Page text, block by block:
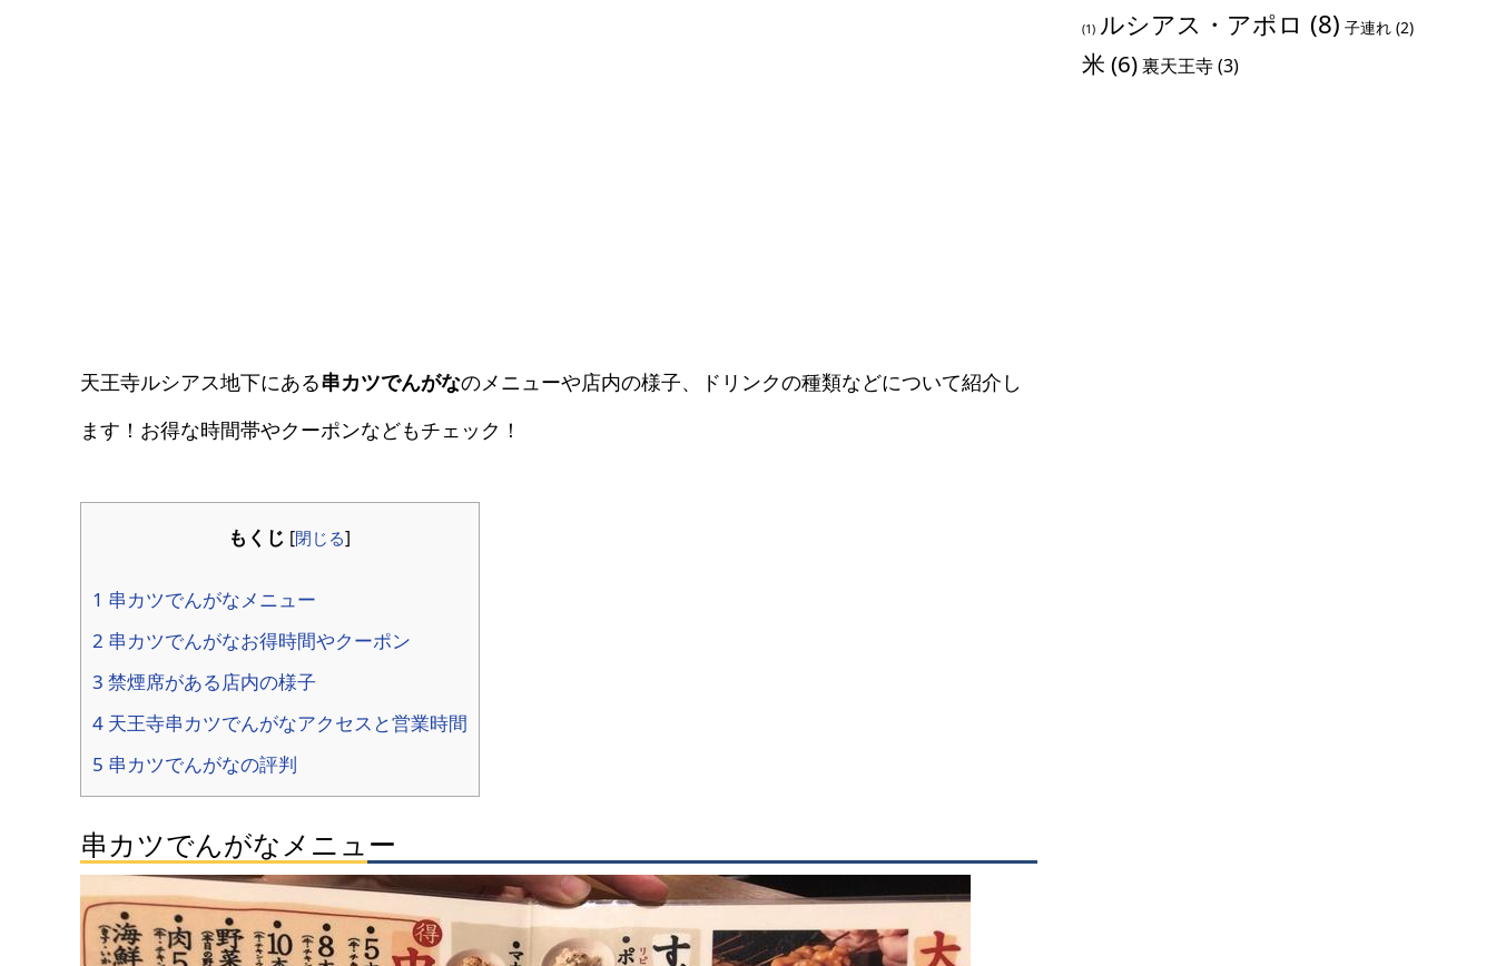
天王寺ルシアス地下にある串カツでんがなのメニューや店内の様子、ドリンクの種類などについて紹介し
ます！お得な時間帯やクーポンなどもチェック！
もくじ [閉じる]
1 串カツでんがなメニュー
2 串カツでんがなお得時間やクーポン
3 禁煙席がある店内の様子
4 天王寺串カツでんがなアクセスと営業時間
5 串カツでんがなの評判
串カツでんがなメニュー
(1) ルシアス・アポロ (8) 子連れ (2)
米 (6)裏天王寺(3)